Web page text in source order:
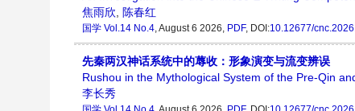
焦雨欣, 陈春红
国学 Vol.14 No.4, August 6 2026, PDF, DOI:10.12677/
先秦两汉神话系统中的蓐收：形象演变与流变辨误
Rushou in the Mythological System of the Pre-Qin
李长秀